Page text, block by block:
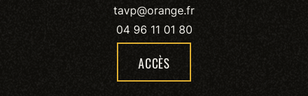
tavp@orange.fr
04 96 11 01 80
ACCÈS